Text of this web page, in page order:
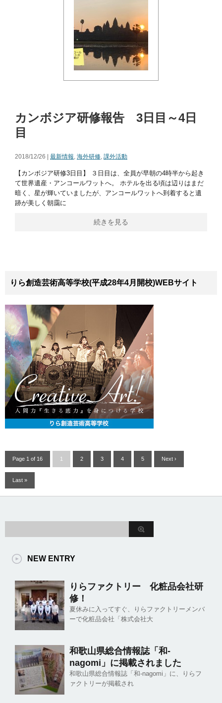
カンボジア研修報告 3日目～4日
目
2018/12/26 | 最新情報, 海外研修, 課外活動
【カンボジア研修3日目】 ３日目は、全員が早朝の4時半から起き
て世界遺産・アンコールワットへ。 ホテルを出る頃は辺りはまだ
暗く、星が輝いていましたが、アンコールワットへ到着すると遺
跡が美しく朝靄に
続きを見る
りら創造芸術高等学校(平成28年4月開校)WEBサイト
Page 1 of 16 1 2 3 4 5 Next ›
Last »
NEW ENTRY
りらファクトリー 化粧品会社研
修！
夏休みに入ってすぐ、りらファクトリーメンバ
ーで化粧品会社「株式会社大
和歌山県総合情報誌「和-
nagomi」に掲載されました
和歌山県総合情報誌「和-nagomi」に、りらフ
ァクトリーが掲載され